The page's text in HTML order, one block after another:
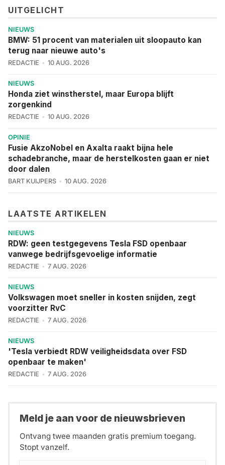
UITGELICHT
NIEUWS
BMW: 51 procent van materialen uit sloopauto kan
terug naar nieuwe auto's
REDACTIE 10 AUG. 2026
NIEUWS
Honda ziet winstherstel, maar Europa blijft
zorgenkind
REDACTIE 10 AUG. 2026
OPINIE
Fusie AkzoNobel en Axalta raakt bijna hele
schadebranche, maar de herstelkosten gaan er niet
door dalen
BART KUIJPERS 10 AUG. 2026
LAATSTE ARTIKELEN
NIEUWS
RDW: geen testgegevens Tesla FSD openbaar
vanwege bedrijfsgevoelige informatie
REDACTIE 7 AUG. 2026
NIEUWS
Volkswagen moet sneller in kosten snijden, zegt
voorzitter RvC
REDACTIE 7 AUG. 2026
NIEUWS
'Tesla verbiedt RDW veiligheidsdata over FSD
openbaar te maken'
REDACTIE 7 AUG. 2026
Meld je aan voor de nieuwsbrieven
Ontvang twee maanden gratis premium toegang.
Stopt vanzelf.